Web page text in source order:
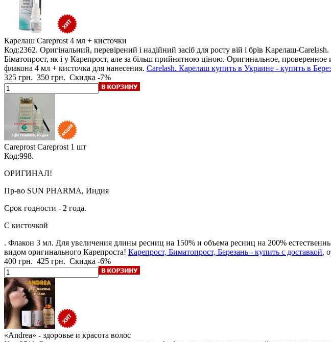
Карелаш Careprost 4 мл + кисточки
Код:2362. Оригінальний, перевірений і надійний засіб для росту вій і брів Kарелаш-
Біматопрост, як і у Карепрост, але за більш прийнятною ціною. Оригинальное,
флакона 4 мл + кисточка для нанесения. Carelash. Карелаш купить в Украине - купить в
325 грн. 350 грн. Скидка -7%
Careprost Careprost 1 шт
Код:998.
ОРИГИНАЛ!
Пр-во SUN PHARMA, Индия
Срок годности - 2 года.
С кисточкой
. Флакон 3 мл. Для увеличения длины ресниц на 150% и объема ресниц на 200%
видом оригинального Карепроста! Карепрост, Биматопрост, Березань - купить с доставкой,
400 грн. 425 грн. Скидка -6%
«Andrea» - здоровье и красота волос